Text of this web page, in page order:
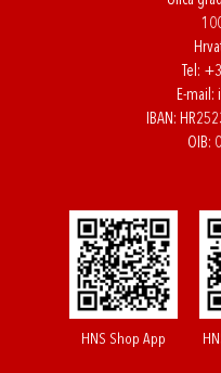
Tel:
E-mail:
IBAN:
OIB:
HNS Shop App